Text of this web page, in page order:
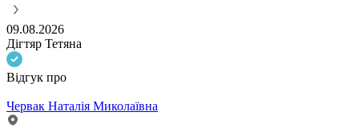
09.08.2026
Дігтяр Тетяна
Відгук про
Червак Наталія Миколаївна